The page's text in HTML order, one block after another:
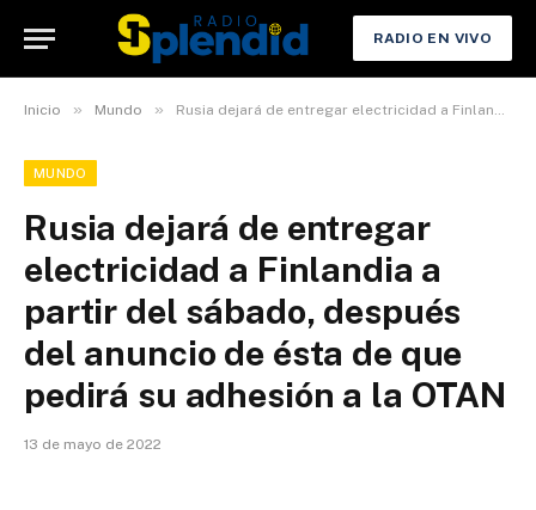
RADIO EN VIVO
Inicio » Mundo » Rusia dejará de entregar electricidad a Finlandia a partir del sábado, después del anuncio de ésta de que pedirá su adhesión a la OTAN
MUNDO
Rusia dejará de entregar
electricidad a Finlandia a
partir del sábado, después
del anuncio de ésta de que
pedirá su adhesión a la OTAN
13 de mayo de 2022